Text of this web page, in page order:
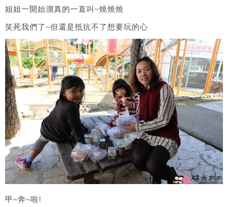
姐姐一開始溜真的一直叫~燒燒燒
笑死我們了~但還是抵抗不了想要玩的心
甲~奔~啦!